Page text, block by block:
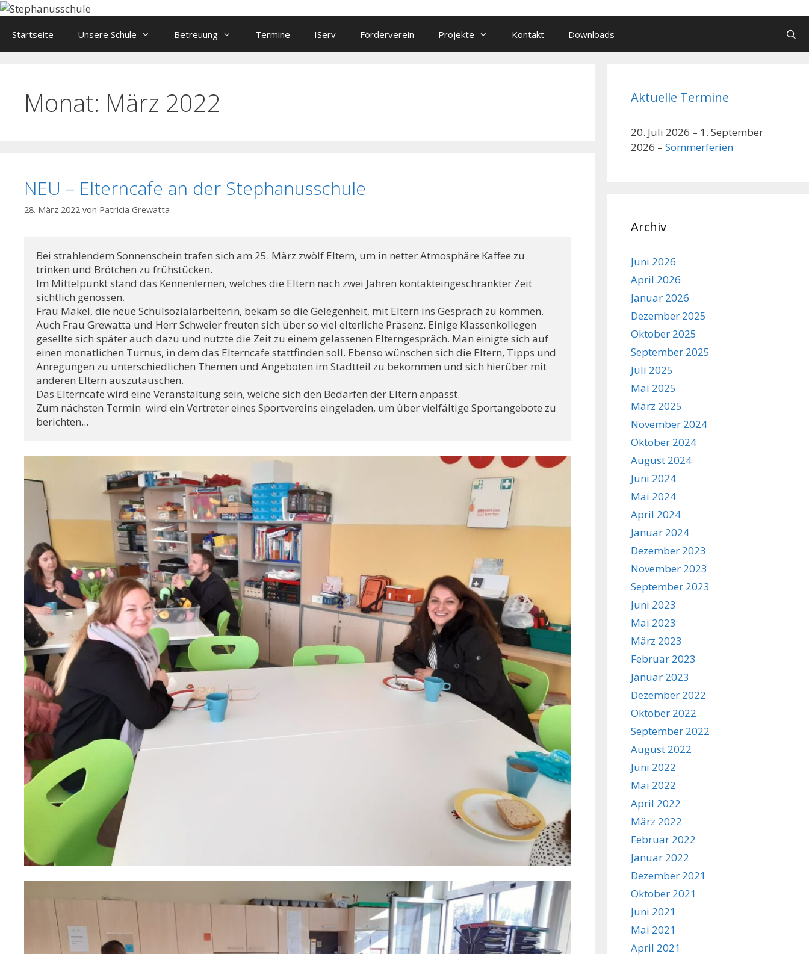
Springe
InhaltStartseite Unsere Schule Betreuung Termine IServ Förderverein Projekte Kontakt Downloads
Monat: März 2022
NEU – Elterncafe an der Stephanusschule
28. März 2022 von Patricia Grewatta
Bei strahlendem Sonnenschein trafen sich am 25. März zwölf Eltern, um in netter Atmosphäre Kaffee zu
trinken und Brötchen zu frühstücken.
Im Mittelpunkt stand das Kennenlernen, welches die Eltern nach zwei Jahren kontakteingeschränkter Zeit
sichtlich genossen.
Frau Makel, die neue Schulsozialarbeiterin, bekam so die Gelegenheit, mit Eltern ins Gespräch zu kommen.
Auch Frau Grewatta und Herr Schweier freuten sich über so viel elterliche Präsenz. Einige Klassenkollegen
gesellte sich später auch dazu und nutzte die Zeit zu einem gelassenen Elterngespräch. Man einigte sich auf
einen monatlichen Turnus, in dem das Elterncafe stattfinden soll. Ebenso wünschen sich die Eltern, Tipps und
Anregungen zu unterschiedlichen Themen und Angeboten im Stadtteil zu bekommen und sich hierüber mit
anderen Eltern auszutauschen.
Das Elterncafe wird eine Veranstaltung sein, welche sich den Bedarfen der Eltern anpasst.
Zum nächsten Termin  wird ein Vertreter eines Sportvereins eingeladen, um über vielfältige Sportangebote zu
berichten...
Aktuelle Termine
20. Juli 2026 – 1. September
2026 – Sommerferien
Archiv
Juni 2026
April 2026
Januar 2026
Dezember 2025
Oktober 2025
September 2025
Juli 2025
Mai 2025
März 2025
November 2024
Oktober 2024
August 2024
Juni 2024
Mai 2024
April 2024
Januar 2024
Dezember 2023
November 2023
September 2023
Juni 2023
Mai 2023
März 2023
Februar 2023
Januar 2023
Dezember 2022
Oktober 2022
September 2022
August 2022
Juni 2022
Mai 2022
April 2022
März 2022
Februar 2022
Januar 2022
Dezember 2021
Oktober 2021
Juni 2021
Mai 2021
April 2021